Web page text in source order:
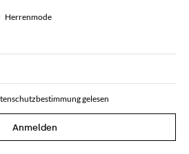
Herrenmode
gelesen
Anmelden